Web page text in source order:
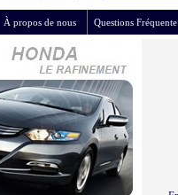
À propos de nous Questions Fréquente